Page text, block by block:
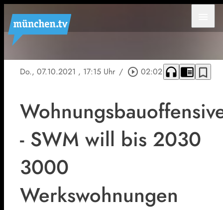
Do., 07.10.2021 , 17:15 Uhr / play_circle_outline 02:02 headphones chrome_reader_mode bookmark_border
- SWM will bis 2030
3000
Werkswohnungen